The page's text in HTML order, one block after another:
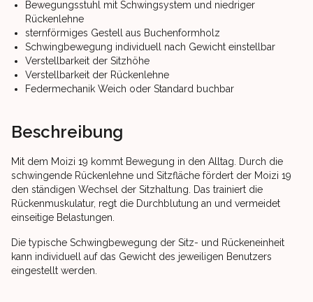
Bewegungsstuhl mit Schwingsystem und niedriger
Rückenlehne
sternförmiges Gestell aus Buchenformholz
Schwingbewegung individuell nach Gewicht einstellbar
Verstellbarkeit der Sitzhöhe
Verstellbarkeit der Rückenlehne
Federmechanik Weich oder Standard buchbar
Beschreibung
Mit dem Moizi 19 kommt Bewegung in den Alltag. Durch die
schwingende Rückenlehne und Sitzfläche fördert der Moizi 19
den ständigen Wechsel der Sitzhaltung. Das trainiert die
Rückenmuskulatur, regt die Durchblutung an und vermeidet
einseitige Belastungen.
Die typische Schwingbewegung der Sitz- und Rückeneinheit
kann individuell auf das Gewicht des jeweiligen Benutzers
eingestellt werden.